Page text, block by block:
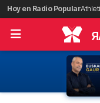
Saltar
al
contenido
Hoy en Radio Popular
R